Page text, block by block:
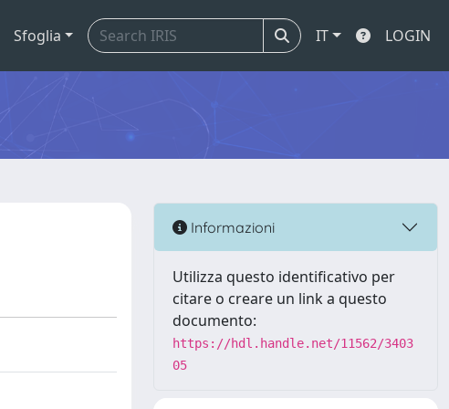
Sfoglia IT LOGIN
Informazioni
Utilizza questo identificativo per
citare o creare un link a questo
documento:
https://hdl.handle.net/11562/3403
05